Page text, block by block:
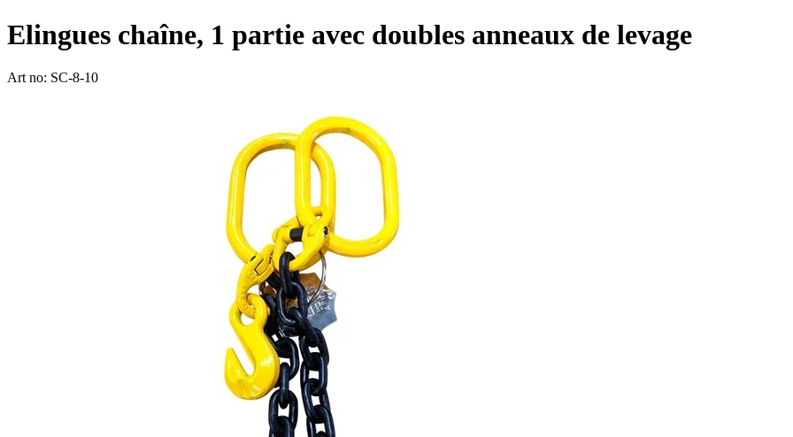
Elingues chaîne, 1 partie avec doubles anneaux de levage
Art no: SC-8-10